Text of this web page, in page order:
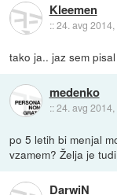
Kleemen
::24. avg 2014,
tako ja.. jaz sem
medenko
::24. avg 2014,
po 5 letih bi menjal
vzamem? Želja je
DarwiN